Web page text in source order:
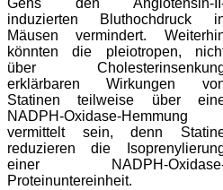
Gens den Angiotensin-
induzierten Bluthochdruck
Mäusen vermindert.
könnten die pleiotropen,
über
erklärbaren Wirkungen
Statinen teilweise über
NADPH-Oxidase-Hemmung
vermittelt sein, denn
reduzieren die
einer NADPH-
Proteinuntereinheit.